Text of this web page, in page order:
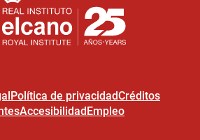
Política de privacidadCréditos
AccesibilidadEmpleo